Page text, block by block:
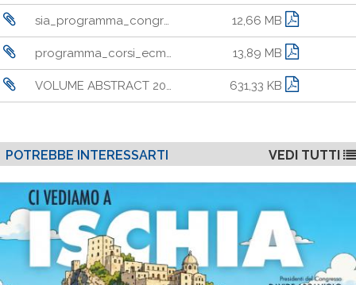
sia_programma_congresso_2026_v6.pdf 12,66 MB
programma_corsi_ecm_sia_2026_def.pdf 13,89 MB
VOLUME ABSTRACT 2026.pdf 631,33 KB
POTREBBE INTERESSARTI VEDI TUTTI